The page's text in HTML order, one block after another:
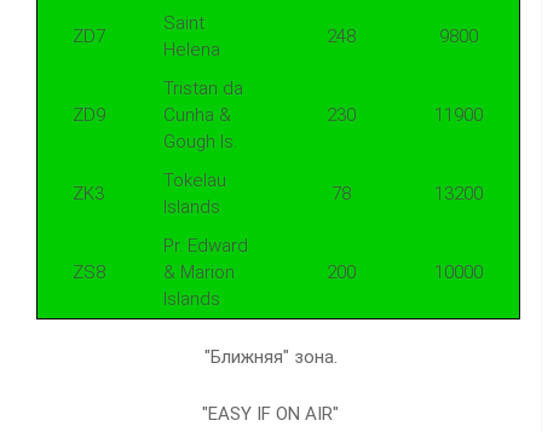
ZD7
Saint
Helena
248 9800
ZD9
Tristan da
Cunha &
Gough Is.
230 11900
ZK3
Tokelau
Islands
78 13200
ZS8
Pr. Edward
& Marion
Islands
200 10000
"Ближняя" зона.
"EASY IF ON AIR"